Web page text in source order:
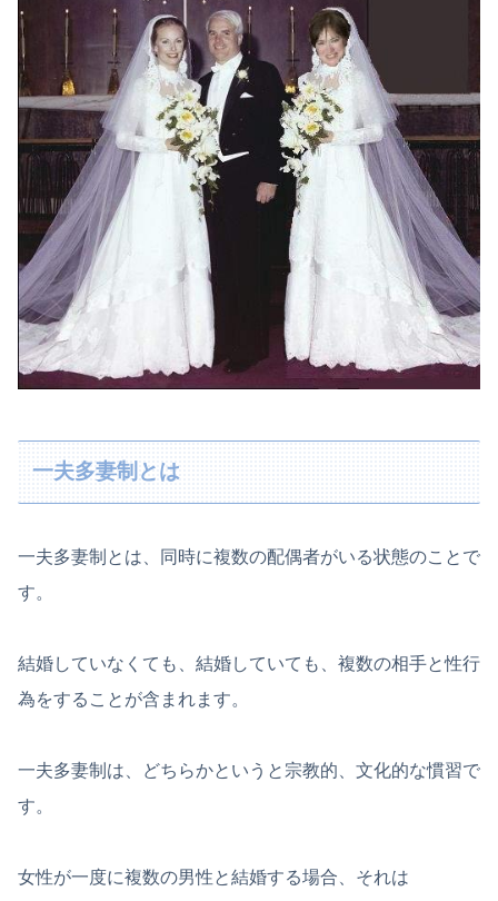
一夫多妻制とは
一夫多妻制とは、同時に複数の配偶者がいる状態のことで
す。
結婚していなくても、結婚していても、複数の相手と性行
為をすることが含まれます。
一夫多妻制は、どちらかというと宗教的、文化的な慣習で
す。
女性が一度に複数の男性と結婚する場合、それは